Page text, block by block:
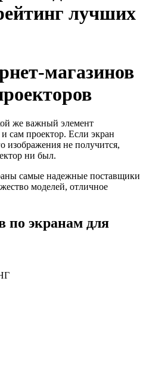
лучших
магазинов
же важный элемент
сам проектор. Если экран
изображения не получится,
ни был.
самые надежные поставщики
моделей, отличное
по экранам для